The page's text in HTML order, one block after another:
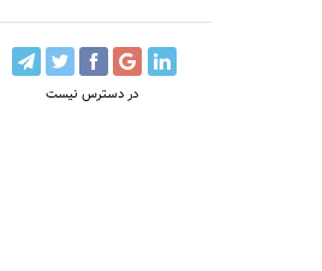
در دسترس نیست